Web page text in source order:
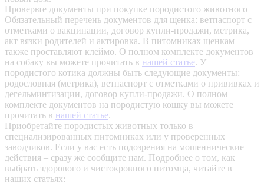
Проверьте документы при покупке породистого животного
Обязательный перечень документов для щенка: ветпаспорт с
отметками о вакцинации, договор купли-продажи, метрика,
акт вязки родителей и актировка. В питомниках щенкам
также проставляют клеймо. О полном комплекте документов
на собаку вы можете прочитать в нашей статье. У
породистого котика должны быть следующие документы:
родословная (метрика), ветпаспорт с отметками о прививках и
дегельминтизации, договор купли-продажи. О полном
комплекте документов на породистую кошку вы можете
прочитать в нашей статье.
Приобретайте породистых животных только в
специализированных питомниках или у проверенных
заводчиков. Если у вас есть подозрения на мошеннические
действия – сразу же сообщите нам. Подробнее о том, как
выбрать здорового и чистокровного питомца, читайте в
наших статьях: